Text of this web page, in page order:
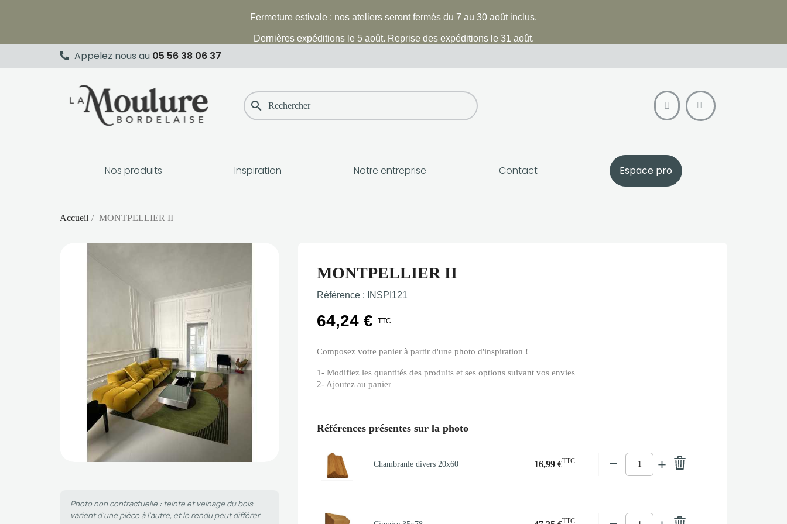
Fermeture estivale : nos ateliers seront fermés du 7 au 30 août inclus.
Dernières expéditions le 5 août. Reprise des expéditions le 31 août.
Appelez nous au 05 56 38 06 37
search
Nos produits Inspiration Notre entreprise Contact Espace pro
Accueil MONTPELLIER II
Photo non contractuelle : teinte et veinage du bois
varient d'une pièce à l'autre, et le rendu peut différer
MONTPELLIER II
Référence : INSPI121
64,24 € TTC
Composez votre panier à partir d'une photo d'inspiration !
1- Modifiez les quantités des produits et ses options suivant vos envies
2- Ajoutez au panier
Références présentes sur la photo
Chambranle divers 20x60 16,99 €TTC
TTC